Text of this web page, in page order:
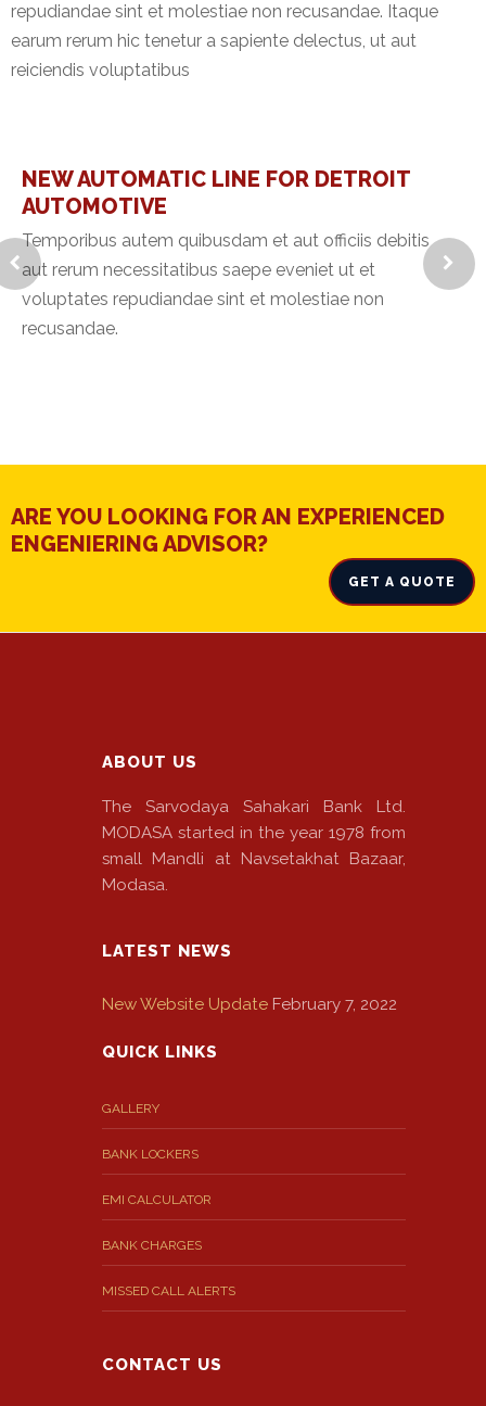
repudiandae sint et molestiae non recusandae. Itaque
earum rerum hic tenetur a sapiente delectus, ut aut
reiciendis voluptatibus
NEW AUTOMATIC LINE FOR DETROIT
AUTOMOTIVE
Temporibus autem quibusdam et aut officiis debitis
aut rerum necessitatibus saepe eveniet ut et
voluptates repudiandae sint et molestiae non
recusandae.
ARE YOU LOOKING FOR AN EXPERIENCED
ENGENIERING ADVISOR?
GET A QUOTE
ABOUT US
The Sarvodaya Sahakari Bank Ltd.
MODASA started in the year 1978 from
small Mandli at Navsetakhat Bazaar,
Modasa.
LATEST NEWS
New Website Update February 7, 2022
QUICK LINKS
GALLERY
BANK LOCKERS
EMI CALCULATOR
BANK CHARGES
MISSED CALL ALERTS
CONTACT US